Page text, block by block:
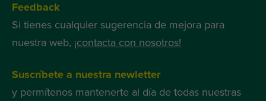
Feedback
Si tienes cualquier sugerencia de mejora para
nuestra web, ¡contacta con nosotros!
Suscríbete a nuestra newletter
y permítenos mantenerte al día de todas nuestras